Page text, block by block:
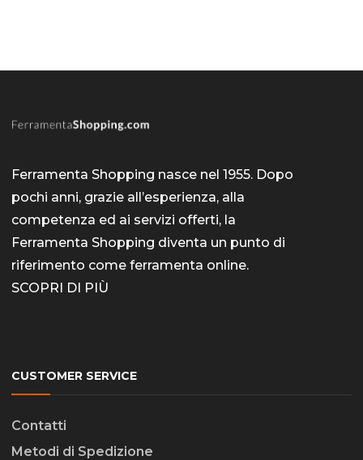
Ferramenta Shopping nasce nel 1955. Dopo
pochi anni, grazie all’esperienza, alla
competenza ed ai servizi offerti, la
Ferramenta Shopping diventa un punto di
riferimento come ferramenta online.
SCOPRI DI PIÙ
CUSTOMER SERVICE
Contatti
Metodi di Spedizione